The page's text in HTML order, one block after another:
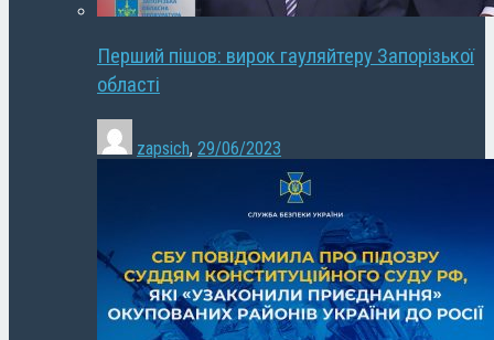
Перший пішов: вирок гауляйтеру Запорізької
області
zapsich, 29/06/2023